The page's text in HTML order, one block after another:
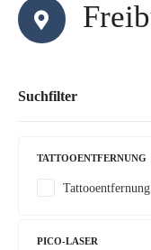
Suchfilter
TATTOOENTFERNUNG
Tattooentfernung
PICO-LASER